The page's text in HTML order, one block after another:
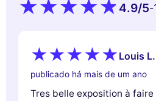
Utilizamos cookies e os seus dados
Consentimentos certificados
Nunca!
4.9/5-
Louis L.
publicado há mais de um ano
Tres belle exposition à